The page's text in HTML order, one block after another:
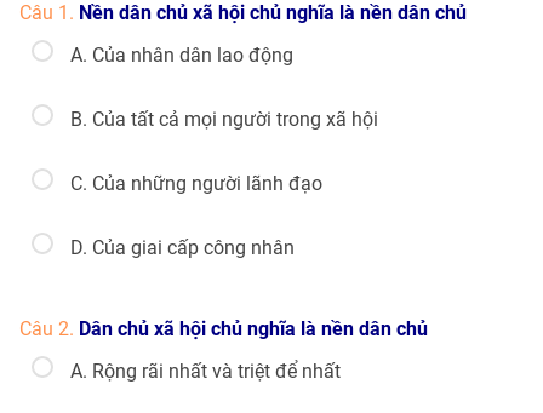
Câu 1. Nền dân chủ xã hội chủ nghĩa là nền dân chủ
A. Của nhân dân lao động
B. Của tất cả mọi người trong xã hội
C. Của những người lãnh đạo
D. Của giai cấp công nhân
Câu 2. Dân chủ xã hội chủ nghĩa là nền dân chủ
A. Rộng rãi nhất và triệt để nhất